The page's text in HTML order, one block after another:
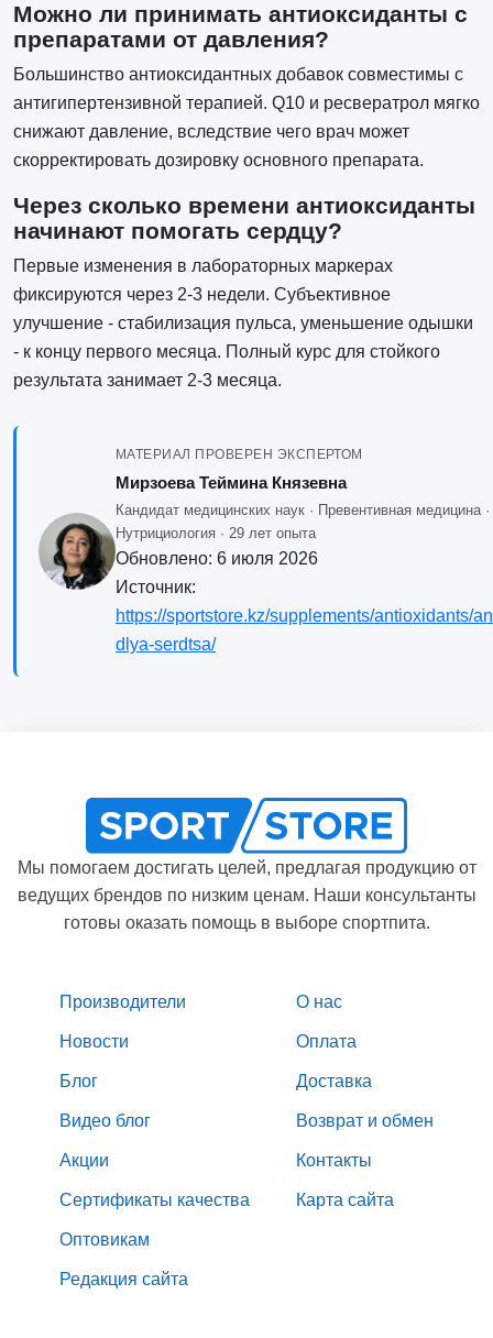
Можно ли принимать антиоксиданты с
препаратами от давления?
Большинство антиоксидантных добавок совместимы с
антигипертензивной терапией. Q10 и ресвератрол мягко
снижают давление, вследствие чего врач может
скорректировать дозировку основного препарата.
Через сколько времени антиоксиданты
начинают помогать сердцу?
Первые изменения в лабораторных маркерах
фиксируются через 2-3 недели. Субъективное
улучшение - стабилизация пульса, уменьшение одышки
- к концу первого месяца. Полный курс для стойкого
результата занимает 2-3 месяца.
МАТЕРИАЛ ПРОВЕРЕН ЭКСПЕРТОМ
Мирзоева Теймина Князевна
Кандидат медицинских наук · Превентивная медицина ·
Нутрициология · 29 лет опыта
Обновлено: 6 июля 2026
Источник:
https://sportstore.kz/supplements/antioxidants/
dlya-serdtsa/
Мы помогаем достигать целей, предлагая продукцию от
ведущих брендов по низким ценам. Наши консультанты
готовы оказать помощь в выборе спортпита.
Производители
Новости
Блог
Видео блог
Акции
Сертификаты качества
Оптовикам
Редакция сайта
О нас
Оплата
Доставка
Возврат и обмен
Контакты
Карта сайта